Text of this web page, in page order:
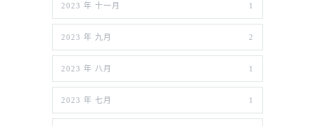
2023 年 十一月 1
2023 年 九月 2
2023 年 八月 1
2023 年 七月 1